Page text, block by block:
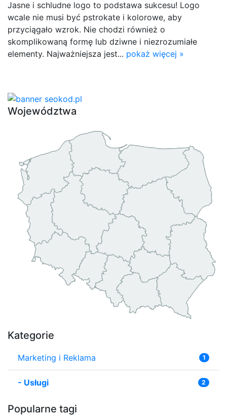
Jasne i schludne logo to podstawa sukcesu! Logo
wcale nie musi być pstrokate i kolorowe, aby
przyciągało wzrok. Nie chodzi również o
skomplikowaną formę lub dziwne i niezrozumiałe
elementy. Najważniejsza jest... pokaż więcej »
Województwa
Kategorie
Marketing i Reklama 1
- Usługi 2
Popularne tagi